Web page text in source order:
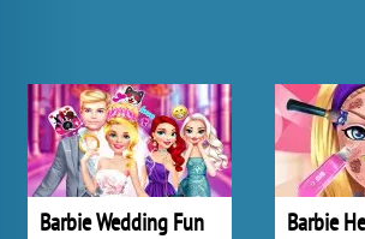
Barbie Wedding Fun